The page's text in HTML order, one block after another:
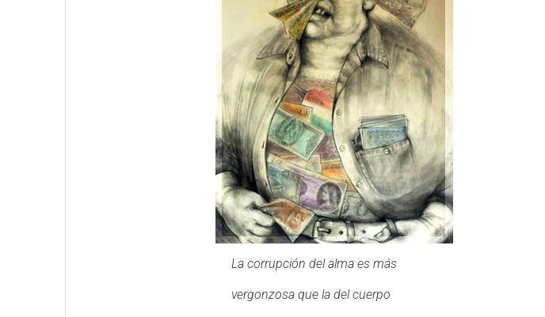
La corrupción del alma es más
vergonzosa que la del cuerpo